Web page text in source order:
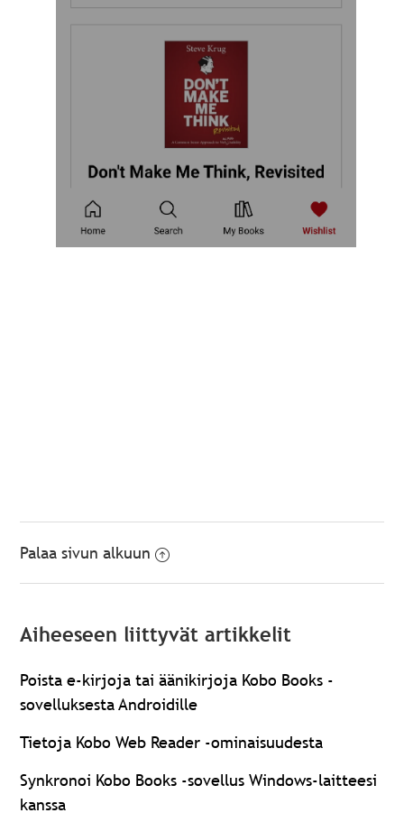
Palaa sivun alkuun
Aiheeseen liittyvät artikkelit
Poista e-kirjoja tai äänikirjoja Kobo Books -
sovelluksesta Androidille
Tietoja Kobo Web Reader -ominaisuudesta
Synkronoi Kobo Books -sovellus Windows-laitteesi
kanssa